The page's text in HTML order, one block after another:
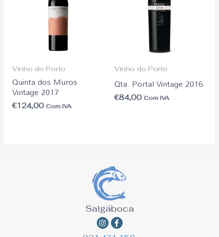
Vinho do Porto
Quinta dos Muros
Vintage 2017
€124,00 Com IVA
Vinho do Porto
Qta. Portal Vintage 2016
€84,00 Com IVA
Salgáboca
Instagram
Facebook-
f